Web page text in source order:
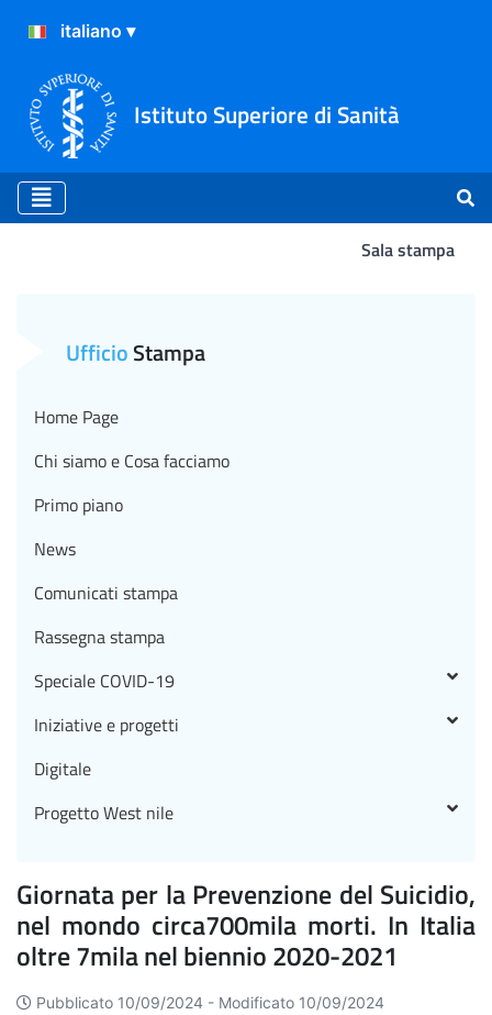
Istituto Superiore di Sanità
Sala stampa
Giornata per la Prevenzione del Suicidio,
nel mondo circa700mila morti. In Italia
oltre 7mila nel biennio 2020-2021
Pubblicato 10/09/2024 - Modificato 10/09/2024
UfficioStampa
Home Page
Chi siamo e Cosa facciamo
Primo piano
News
Comunicati stampa
Rassegna stampa
Speciale COVID-19
Iniziative e progetti
Digitale
Progetto West nile